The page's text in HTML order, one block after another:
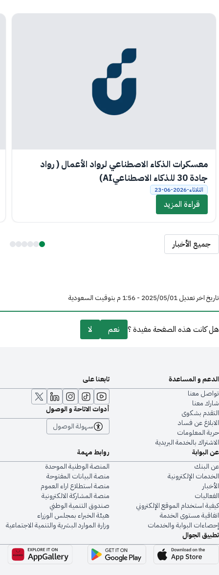
معسكرات الذكاء الاصطناعي لرواد الأعمال ( رواد
جادة 30 للذكاء الاصطناعيAI)
الثلاثاء-2026-06-23
قراءة المزيد
جميع الأخبار
تاريخ اخر تعديل 01‏/05‏/2025 - 1:56 م بتوقيت السعودية
هل كانت هذه الصفحة مفيدة ؟ نعم لا
عن البوابة
عن البنك
الخدمات الإلكترونية
الأخبار
الفعاليات
كيفية استخدام الموقع الإلكتروني
اتفاقية مستوى الخدمة
إحصاءات البوابة والخدمات
روابط مهمة
المنصة الوطنية الموحدة
منصة البيانات المفتوحة
منصة استطلاع اراء العموم
منصة المشاركة الالكترونية
صندوق التنمية الوطني
هيئة الخبراء بمجلس الوزراء
وزارة الموارد البشرية والتنمية الاجتماعية
الدعم و المساعدة
تواصل معنا
شارك معنا
التقدم بشكوى
الابلاغ عن فساد
حرية المعلومات
الاشتراك بالخدمة البريدية
تابعنا على
أدوات الاتاحة و الوصول
سهولة الوصول
تطبيق الجوال